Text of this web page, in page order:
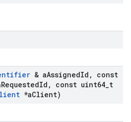
& aAssignedId ,
const
RequestedId , const uint64 t
*aClient)